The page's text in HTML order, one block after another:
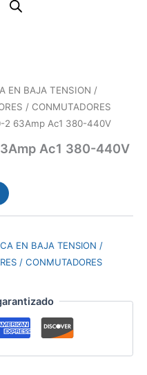
EN BAJA TENSION /
/ CONMUTADORES
2 63Amp Ac1 380-440V
Ac1 380-440V
EN BAJA TENSION /
/ CONMUTADORES